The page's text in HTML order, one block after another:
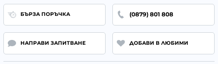
БЪРЗА ПОРЪЧКА (0879) 801 808
НАПРАВИ ЗАПИТВАНЕ ДОБАВИ В ЛЮБИМИ